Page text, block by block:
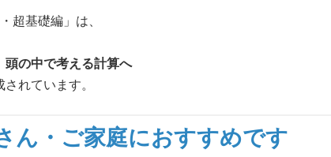
超基礎編」は、
頭の中で考える計算へ
れています。
ん・ご家庭におすすめです